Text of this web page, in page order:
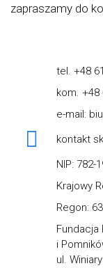
zapraszamy do
tel. +48
kom. +48
e-mail:
kontakt
NIP: 782-
Krajowy
Regon:
Fundacja
i
ul.